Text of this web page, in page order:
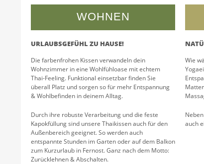
WOHNEN
URLAUBSGEFÜHL ZU HAUSE!
Die farbenfrohen Kissen verwandeln dein
Wohnzimmer in eine Wohlfühloase mit echtem
Thai-Feeling. Funktional einsetzbar finden Sie
überall Platz und sorgen so für mehr Entspannung
& Wohlbefinden in deinem Alltag.
Durch ihre robuste Verarbeitung und die feste
Kapokfüllung sind unsere Thaikissen auch für den
Außenbereich geeignet. So werden auch
entspannte Stunden im Garten oder auf dem Balkon
zum Kurzurlaub in Fernost. Ganz nach dem Motto:
Zurücklehnen & Abschalten.
Wie
auch